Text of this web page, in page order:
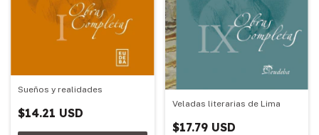
Sueños y realidades
$14.21 USD
Veladas literarias de Lima
$17.79 USD